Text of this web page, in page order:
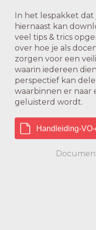
In het lespakket dat
hiernaast kan
veel tips & trics
over hoe je als
zorgen voor een
waarin iedereen
perspectief kan
waarbinnen er naar
geluisterd wordt.
Handleiding-VO-